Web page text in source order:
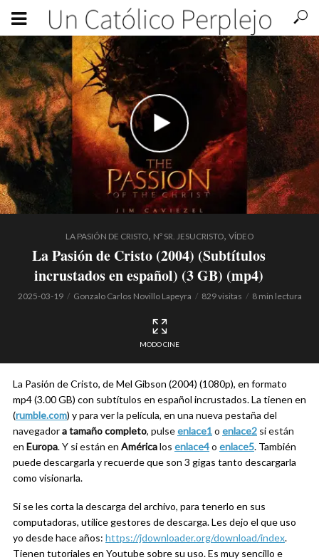
LA PASIÓN DE CRISTO, Nº SR. JESUCRISTO, VÍDEO
La Pasión de Cristo (2004) (Subtítulos
incrustados en español) (3 GB) (mp4)
2025-03-19 Gonzalo Carlos Novillo Lapeyra 829 visitas 8 min lectura
MODO CINE
La Pasión de Cristo, de Mel Gibson (2004) (1080p), en formato
mp4 (3.00 GB) con subtítulos en español incrustados. La tienen en
(rumble.com) ypara ver la película, en una nueva pestaña del
navegadora tamaño completo, pulseenlace1o enlace2 si están
en Europa. Y si están en Américalos enlace4o enlace5. También
puede descargarla y recuerde que son 3 gigas tanto descargarla
como visionarla.
Si se les corta la descarga del archivo, para tenerlo en sus
computadoras, utilice gestores de descarga. Les dejo el que uso
yo desde hace años: https://jdownloader.org/download/index.
Tienen tutoriales en Youtube sobre su uso. Es muy sencillo e